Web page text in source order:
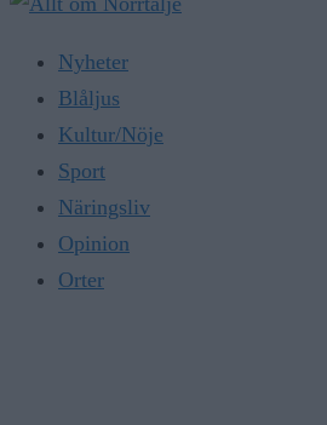
Nyheter
Blåljus
Kultur/Nöje
Sport
Näringsliv
Opinion
Orter